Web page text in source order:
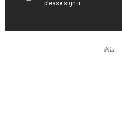
廣告